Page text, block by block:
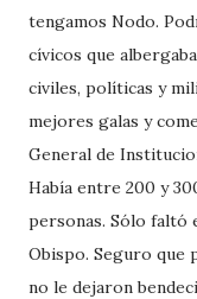
tengamos Nodo.
cívicos que
civiles, políticas y
mejores galas y
General de
Había entre 200 y
personas. Sólo faltó
Obispo. Seguro que
no le dejaron